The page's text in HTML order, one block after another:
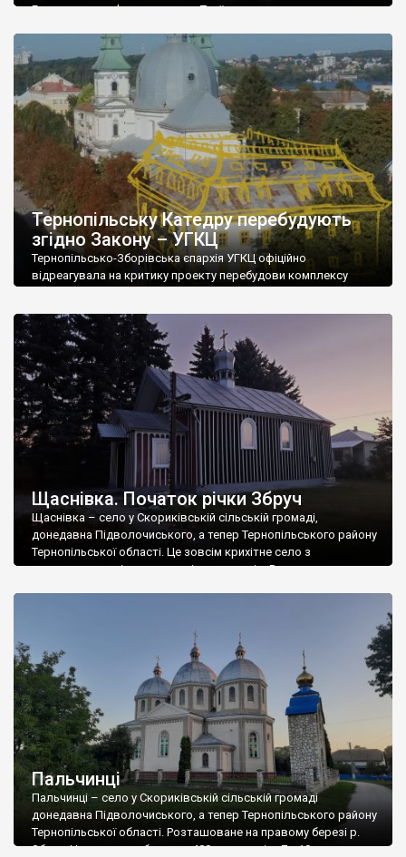
Головними пам’ятками села є Троїцька церква та цвинтар,
– бароко. Церкву відвідував сам Андрей Шептицький у 1906
році. В церкві чудові розписи виконані […]
Тернопільську Катедру перебудують
згідно Закону – УГКЦ
Тернопільсько-Зборівська єпархія УГКЦ офіційно
відреагувала на критику проекту перебудови комплексу
«реставрації» пам’ятки культури національного значення
планується добудувати додатковий мансардовий поверх на
корпусі колишнього монастиря домініканців, що входить до
комплексу Катедри. Також нагадаємо, що сам термін
“реставрація” передбачає виключно відтворення
(збереження) […]
Щаснівка. Початок річки Збруч
Щаснівка – село у Скориківській сільській громаді,
донедавна Підволочиського, а тепер Тернопільського району
Тернопільської області. Це зовсім крихітне село з
населенням декілька десятків мешканців. Розташоване на
Пальчинці
Пальчинці – село у Скориківській сільській громаді
донедавна Підволочиського, а тепер Тернопільського району
Тернопільської області. Розташоване на правому березі р.
Збруч. Населення – близько 400 мешканців. До 18ст. частина